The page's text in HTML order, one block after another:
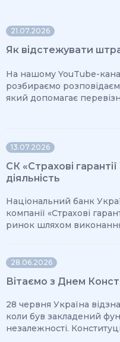
21.07.2026
Як відстежувати
На нашому YouTube-
розбираємо
який допомагає
13.07.2026
СК «Страхові
діяльність
Національний банк
компанії «Страхові
ринок шляхом
28.06.2026
Вітаємо з Днем
28 червня Україна
коли був закладений
незалежності.